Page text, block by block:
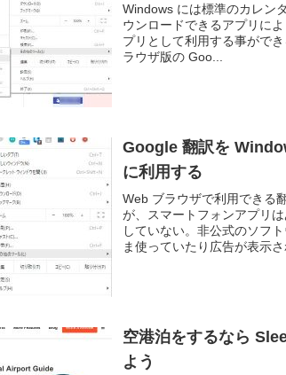
Windows には標準のカレン
ウンロードできるアプリに
プリとして利用する事がで
ラウザ版の Goo...
Google 翻訳を
に利用する
Web ブラウザで利用できる
が、スマートフォンアプリ
していない。非公式のソフ
ま使っていたり広告が表示さ
空港泊をするなら
よう